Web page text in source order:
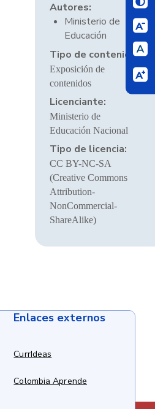
Autores:
Ministerio de
Educación
Tipo de contenido:
Exposición de
contenidos
Licenciante:
Ministerio de
Educación Nacional
Tipo de licencia:
CC BY-NC-SA
(Creative Commons
Attribution-
NonCommercial-
ShareAlike)
Enlaces externos
CurrIdeas
Colombia Aprende